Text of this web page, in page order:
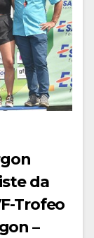
da
Trofeo
–